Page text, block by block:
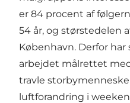
er 84 procent af
54 år, og størstedelen
København. Derfor
arbejdet målrettet
travle
luftforandring i